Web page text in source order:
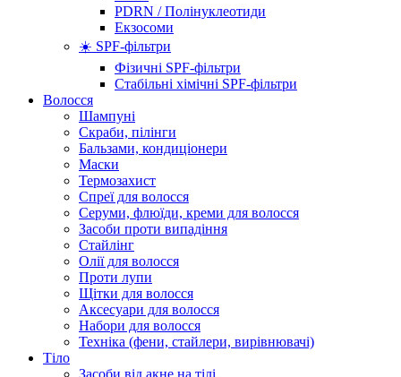
PDRN / Полінуклеотиди
Екзосоми
☀️ SPF-фільтри
Фізичні SPF-фільтри
Стабільні хімічні SPF-фільтри
Волосся
Шампуні
Скраби, пілінги
Бальзами, кондиціонери
Маски
Термозахист
Спреї для волосся
Серуми, флюїди, креми для волосся
Засоби проти випадіння
Стайлінг
Олії для волосся
Проти лупи
Щітки для волосся
Аксесуари для волосся
Набори для волосся
Техніка (фени, стайлери, вирівнювачі)
Тіло
Засоби від акне на тілі